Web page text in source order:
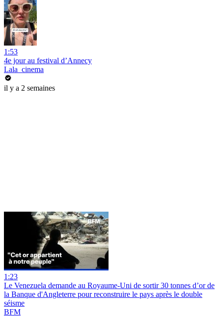
1:53
4e jour au festival d’Annecy
Lala_cinema
il y a 2 semaines
1:23
Le Venezuela demande au Royaume-Uni de sortir 30 tonnes d’or de
la Banque d'Angleterre pour reconstruire le pays après le double
séisme
BFM